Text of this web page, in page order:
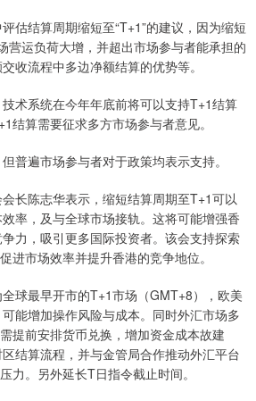
估结算周期缩短至“T+1”的建议，因为缩短
营运负荷大增，并超出市场参与者能承担的
收流程中多边净额结算的优势等。
术系统在今年年底前将可以支持T+1结算
结算需要征求多方市场参与者意见。
普遍市场参与者对于政策均表示支持。
长陈志华表示，缩短结算周期至T+1可以
率，及与全球市场接轨。这将可能增强香
力，吸引更多国际投资者。该会支持探索
进市场效率并提升香港的竞争地位。
球最早开市的T+1市场（GMT+8），欧美
能增加操作风险与成本。同时外汇市场多
提前安排货币兑换，增加资金成本故建
结算流程，并与金管局合作推动外汇平台
力。另外延长T日指令截止时间。